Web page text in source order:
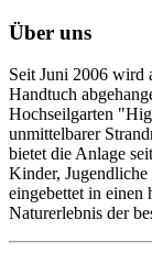
Über uns
Seit Juni 2006 wird
Handtuch
Hochseilgarten
unmittelbarer
bietet die Anlage
Kinder,
eingebettet in einen
Naturerlebnis der